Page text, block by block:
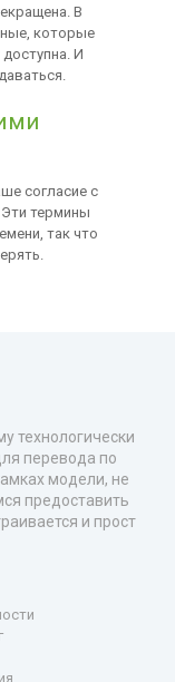
В
которые
И
согласие с
термины
так что
технологически
перевода по
модели, не
предоставить
и прост